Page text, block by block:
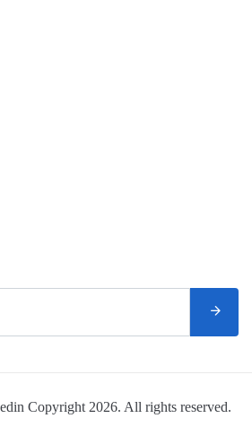
Copyright 2026. All rights reserved.